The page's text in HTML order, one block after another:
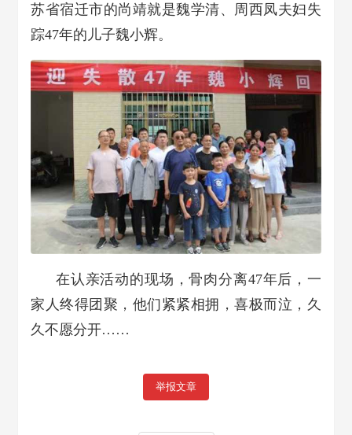
苏省宿迁市的尚靖就是魏学清、周西凤夫妇失
踪47年的儿子魏小辉。
在认亲活动的现场，骨肉分离47年后，一
家人终得团聚，他们紧紧相拥，喜极而泣，久
久不愿分开……
举报文章